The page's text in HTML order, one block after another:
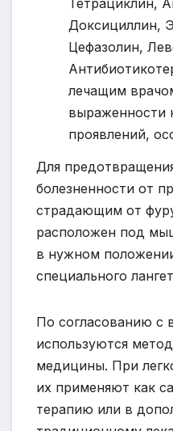
Тетрациклин,
Доксициллин,
Цефазолин,
лечащим
выраженности
проявлений,
Для
болезненности от
страдающим от
расположен под
в нужном
специального
По согласованию с
используются
медицины. При
их применяют как
терапию или в